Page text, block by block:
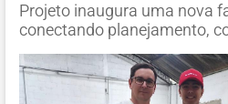
Projeto inaugura uma nova
conectando planejamento,